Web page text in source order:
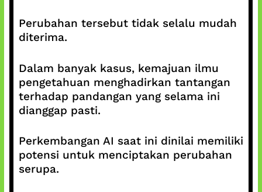
Perubahan tersebut tidak selalu mudah
diterima.
Dalam banyak kasus, kemajuan ilmu
pengetahuan menghadirkan tantangan
terhadap pandangan yang selama ini
dianggap pasti.
Perkembangan AI saat ini dinilai memiliki
potensi untuk menciptakan perubahan
serupa.